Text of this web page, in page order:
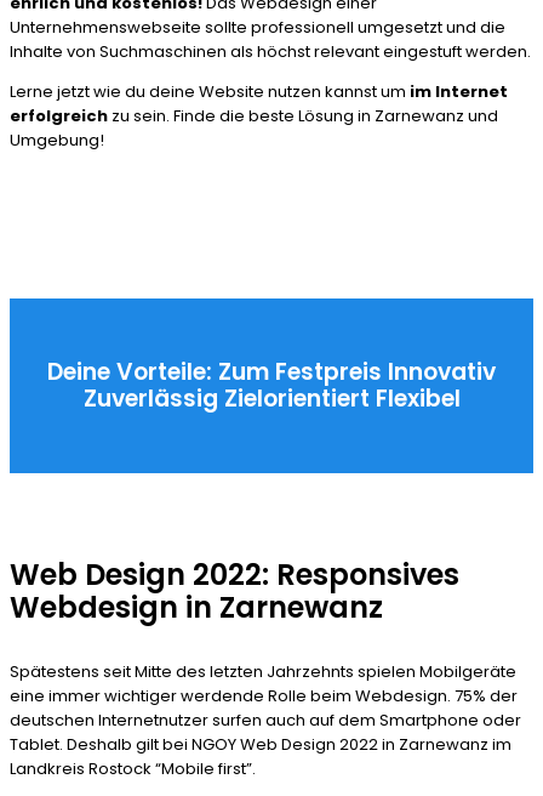
Unternehmenswebseite sollte professionell umgesetzt und die
Inhalte von Suchmaschinen als höchst relevant eingestuft werden.
Lerne jetzt wie du deine Website nutzen kannst um im Internet
erfolgreich zu sein. Finde die beste Lösung in Zarnewanz und
Umgebung!
Deine Vorteile: Zum Festpreis Innovativ
Zuverlässig Zielorientiert Flexibel
Web Design 2022: Responsives
Webdesign in Zarnewanz
Spätestens seit Mitte des letzten Jahrzehnts spielen Mobilgeräte
eine immer wichtiger werdende Rolle beim Webdesign. 75% der
deutschen Internetnutzer surfen auch auf dem Smartphone oder
Tablet. Deshalb gilt bei NGOY Web Design 2022 in Zarnewanz im
Landkreis Rostock “Mobile first”.